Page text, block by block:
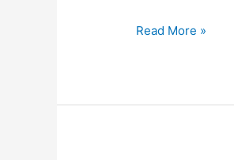
Read More »